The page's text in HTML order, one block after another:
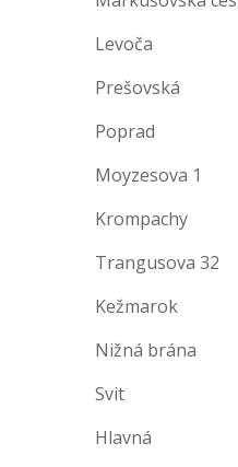
Levoča
Prešovská
Poprad
Moyzesova 1
Krompachy
Trangusova 32
Kežmarok
Nižná brána
Svit
Hlavná